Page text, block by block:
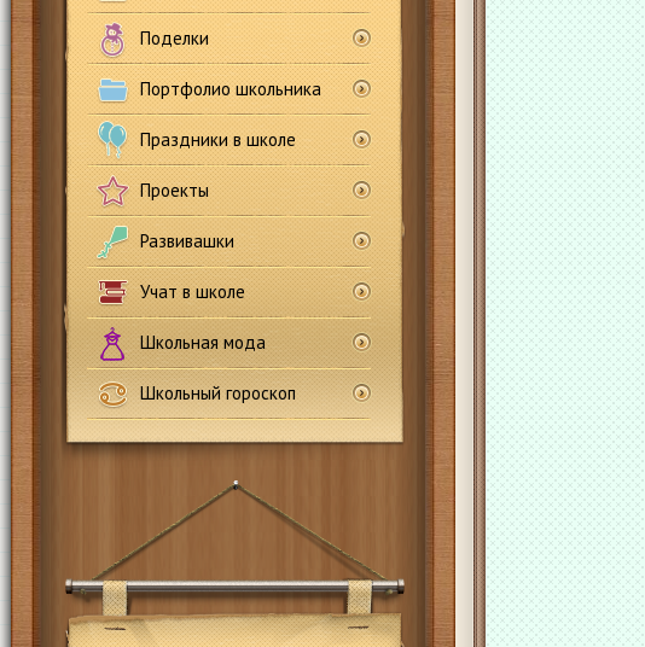
Поделки
Портфолио школьника
Праздники в школе
Проекты
Развивашки
Учат в школе
Школьная мода
Школьный гороскоп